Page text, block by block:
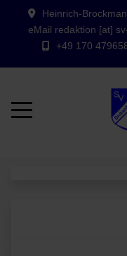
Heinrich-
eMail redaktion [at]
+49 170
Mobile Menu Toggle